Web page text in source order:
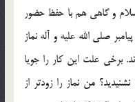
و گاهی هم با حفظ حضور
صلی الله علیه و آله نماز
برخی علت این کار را جویا
من نماز را زودتر از